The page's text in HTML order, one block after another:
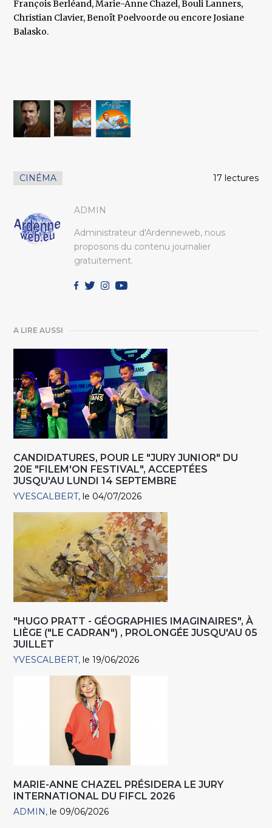
François Berléand, Marie-Anne Chazel, Bouli Lanners,
Christian Clavier, Benoît Poelvoorde ou encore Josiane
Balasko.
CINÉMA 17 lectures
ADMIN
Administrateur d'Ardenneweb, nous
proposons du contenu journalier
gratuitement.
A LIRE AUSSI
CANDIDATURES, POUR LE "JURY JUNIOR" DU
20E "FILEM'ON FESTIVAL", ACCEPTÉES
JUSQU'AU LUNDI 14 SEPTEMBRE
YVESCALBERT le 04/07/2026
"HUGO PRATT - GÉOGRAPHIES IMAGINAIRES", À
LIÈGE ("LE CADRAN") , PROLONGÉE JUSQU'AU 05
JUILLET
YVESCALBERT le 19/06/2026
MARIE-ANNE CHAZEL PRÉSIDERA LE JURY
INTERNATIONAL DU FIFCL 2026
ADMIN le 09/06/2026